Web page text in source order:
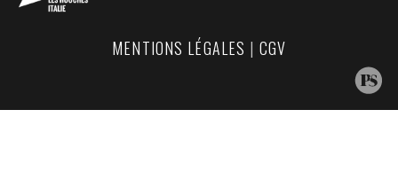
MENTIONS LÉGALES | CGV